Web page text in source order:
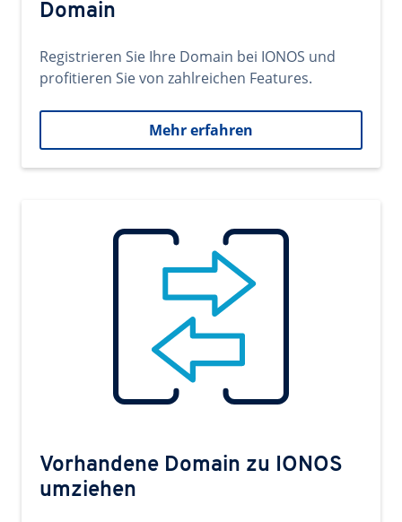
Domain
Registrieren Sie Ihre Domain bei IONOS und
profitieren Sie von zahlreichen Features.
Mehr erfahren
Vorhandene Domain zu IONOS
umziehen